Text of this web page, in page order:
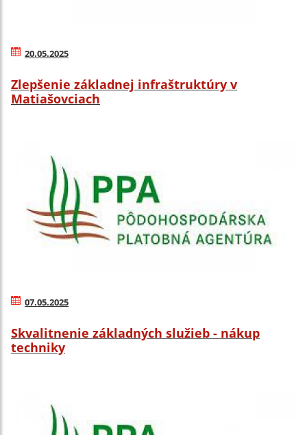
20.05.2025
Zlepšenie základnej infraštruktúry v
Matiašovciach
07.05.2025
Skvalitnenie základných služieb - nákup
techniky